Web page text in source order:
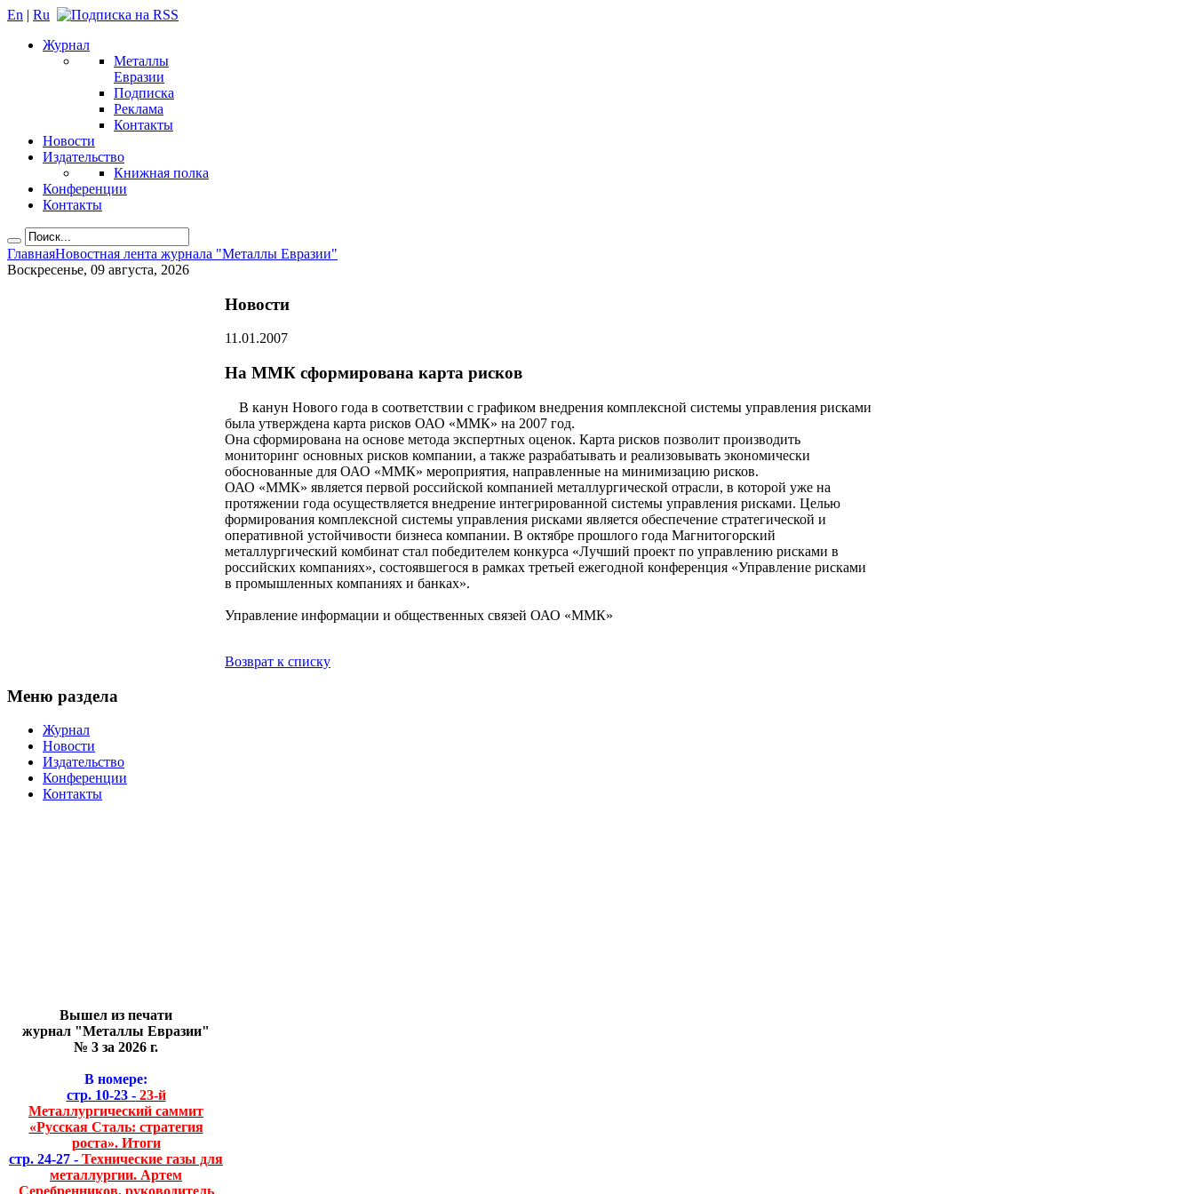
En | Ru
Журнал
Металлы
Евразии
Подписка
Реклама
Контакты
Новости
Издательство
Книжная полка
Конференции
Контакты
ГлавнаяНовостная лента журнала "Металлы Евразии"
Воскресенье, 09 августа, 2026
Новости
11.01.2007
На ММК сформирована карта рисков
В канун Нового года в соответствии с графиком внедрения комплексной системы управления рисками
была утверждена карта рисков ОАО «ММК» на 2007 год.
Она сформирована на основе метода экспертных оценок. Карта рисков позволит производить
мониторинг основных рисков компании, а также разрабатывать и реализовывать экономически
обоснованные для ОАО «ММК» мероприятия, направленные на минимизацию рисков.
ОАО «ММК» является первой российской компанией металлургической отрасли, в которой уже на
протяжении года осуществляется внедрение интегрированной системы управления рисками. Целью
формирования комплексной системы управления рисками является обеспечение стратегической и
оперативной устойчивости бизнеса компании. В октябре прошлого года Магнитогорский
металлургический комбинат стал победителем конкурса «Лучший проект по управлению рисками в
российских компаниях», состоявшегося в рамках третьей ежегодной конференция «Управление рисками
в промышленных компаниях и банках».
Управление информации и общественных связей ОАО «ММК»
Возврат к списку
Меню раздела
Журнал
Новости
Издательство
Конференции
Контакты
Вышел из печати
журнал "Металлы Евразии"
№ 3 за 2026 г.
В номере:
стр. 10-23 -23-й
Металлургический саммит
«Русская Сталь: стратегия
роста». Итоги
стр. 24-27 - Технические газы для
металлургии. Артем